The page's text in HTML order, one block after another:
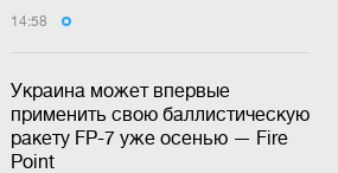
14:58
Украина может впервые
применить свою баллистическую
ракету FP-7 уже осенью — Fire
Point